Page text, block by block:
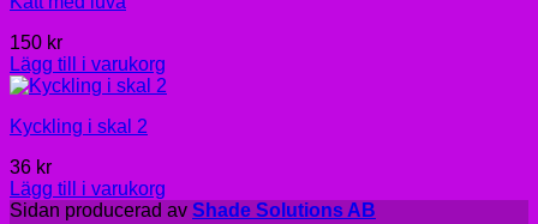
150 kr
Lägg till i varukorg
Kyckling i skal 2
36 kr
Lägg till i varukorg
Sidan producerad av Shade Solutions AB